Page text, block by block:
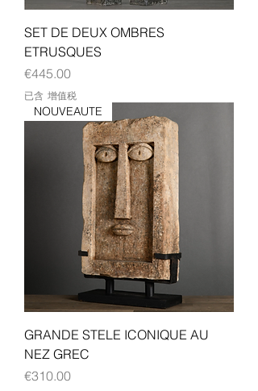
SET DE DEUX OMBRES
ETRUSQUES
價格
€445.00
已含 增值税
NOUVEAUTE
GRANDE STELE ICONIQUE AU
NEZ GREC
價格
€310.00